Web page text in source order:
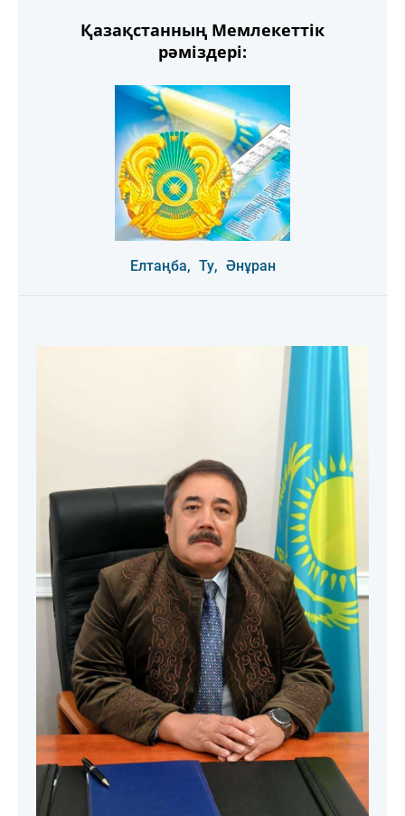
Қазақстанның Мемлекеттік
рәміздері:
Елтаңба, Ту, Әнұран